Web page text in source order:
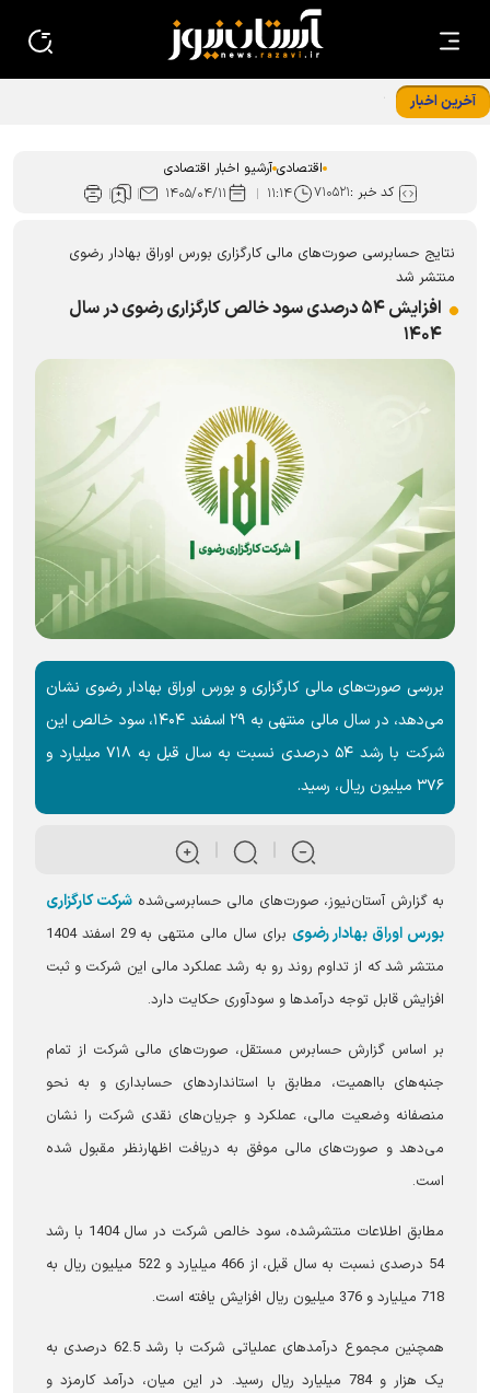
آخرین اخبار تجهیزات نوین خط تولید شرکت کمباین سازی ایران رونمایی شد
اقتصادی آرشیو اخبار اقتصادی
کد خبر :۷۱۰۵۲۱ ۱۱:۱۴ ۱۴۰۵/۰۴/۱۱
نتایج حسابرسی صورت‌های مالی کارگزاری بورس اوراق بهادار رضوی
منتشر شد
افزایش ۵۴ درصدی سود خالص کارگزاری رضوی در سال
۱۴۰۴
بررسی صورت‌های مالی کارگزاری و بورس اوراق بهادار رضوی نشان
می‌دهد، در سال مالی منتهی به ۲۹ اسفند ۱۴۰۴، سود خالص این
شرکت با رشد ۵۴ درصدی نسبت به سال قبل به ۷۱۸ میلیارد و
۳۷۶ میلیون ریال، رسید.
به گزارش آستان‌نیوز، صورت‌های مالی حسابرسی‌شده شرکت کارگزاری
بورس اوراق بهادار رضوی
برای سال مالی منتهی به 29 اسفند 1404
منتشر شد که از تداوم روند رو به رشد عملکرد مالی این شرکت و ثبت
افزایش قابل توجه درآمدها و سودآوری حکایت دارد.
بر اساس گزارش حسابرس مستقل، صورت‌های مالی شرکت از تمام
جنبه‌های بااهمیت، مطابق با استانداردهای حسابداری و به نحو
منصفانه وضعیت مالی، عملکرد و جریان‌های نقدی شرکت را نشان
می‌دهد و صورت‌های مالی موفق به دریافت اظهارنظر مقبول شده
است.
مطابق اطلاعات منتشرشده، سود خالص شرکت در سال 1404 با رشد
54 درصدی نسبت به سال قبل، از 466 میلیارد و 522 میلیون ریال به
718 میلیارد و 376 میلیون ریال افزایش یافته است.
همچنین مجموع درآمدهای عملیاتی شرکت با رشد 62.5 درصدی به
یک هزار و 784 میلیارد ریال رسید. در این میان، درآمد کارمزد و